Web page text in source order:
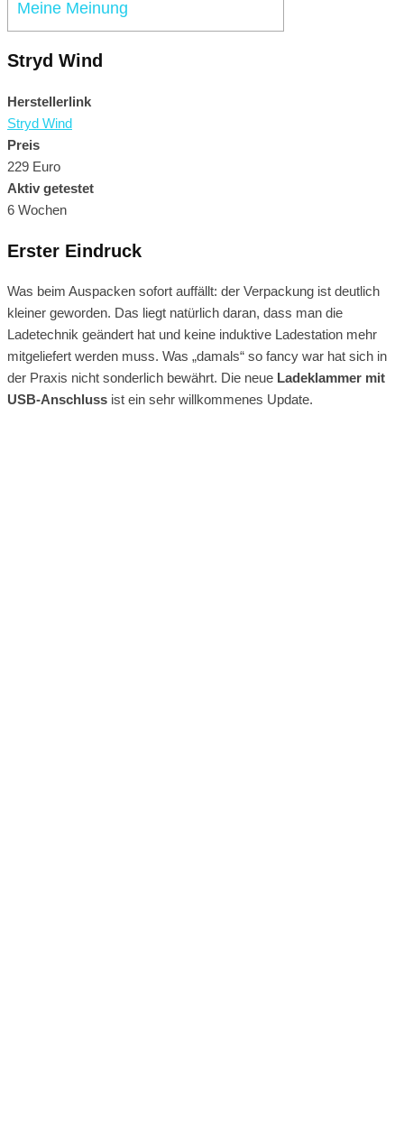
Meine Meinung
Stryd Wind
Herstellerlink
Stryd Wind
Preis
229 Euro
Aktiv getestet
6 Wochen
Erster Eindruck
Was beim Auspacken sofort auffällt: der Verpackung ist deutlich
kleiner geworden. Das liegt natürlich daran, dass man die
Ladetechnik geändert hat und keine induktive Ladestation mehr
mitgeliefert werden muss. Was „damals“ so fancy war hat sich in
der Praxis nicht sonderlich bewährt. Die neue Ladeklammer mit
USB-Anschluss ist ein sehr willkommenes Update.